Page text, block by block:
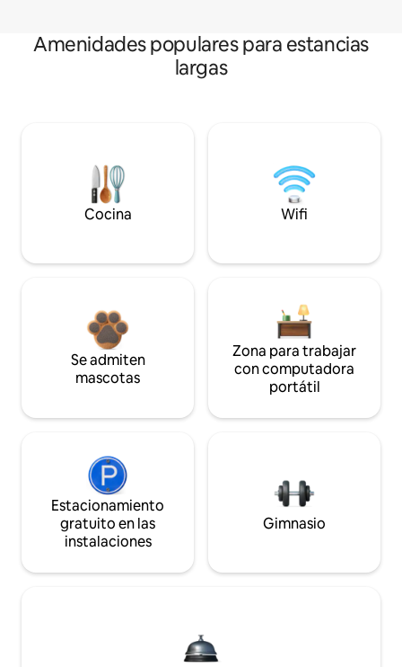
Amenidades populares para estancias
largas
Cocina Wifi
Se admiten
mascotas
Zona para trabajar
con computadora
portátil
Estacionamiento
gratuito en las
instalaciones
Gimnasio